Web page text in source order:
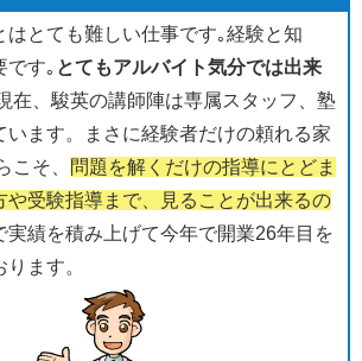
はとても難しい仕事です｡経験と知
です｡ とてもアルバイト気分では出来
在、駿英の講師陣は専属スタッフ、塾
います。まさに経験者だけの頼れる家
こそ、
問題を解くだけの指導にとどま
や受験指導まで、見ることが出来るの
実績を積み上げて今年で開業26年目を
ます。